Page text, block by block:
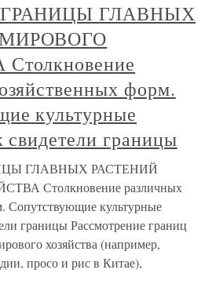
ГЛАВНЫХ
форм.
культурные
свидетели границы
ГЛАВНЫХ РАСТЕНИЙ
Столкновение различных
Сопутствующие культурные
границы Рассмотрение границ
хозяйства (например,
просо и рис в Китае),